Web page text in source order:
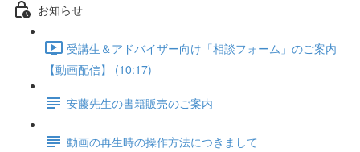
お知らせ
受講生＆アドバイザー向け「相談フォーム」のご案内
【動画配信】 (10:17)
安藤先生の書籍販売のご案内
動画の再生時の操作方法につきまして